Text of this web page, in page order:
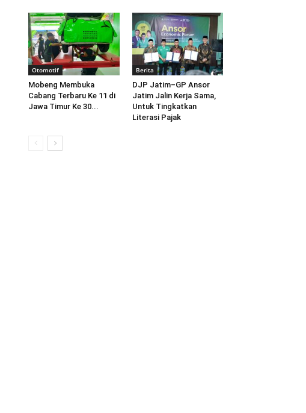
Otomotif
Mobeng Membuka
Cabang Terbaru Ke 11 di
Jawa Timur Ke 30...
Berita
DJP Jatim–GP Ansor
Jatim Jalin Kerja Sama,
Untuk Tingkatkan
Literasi Pajak